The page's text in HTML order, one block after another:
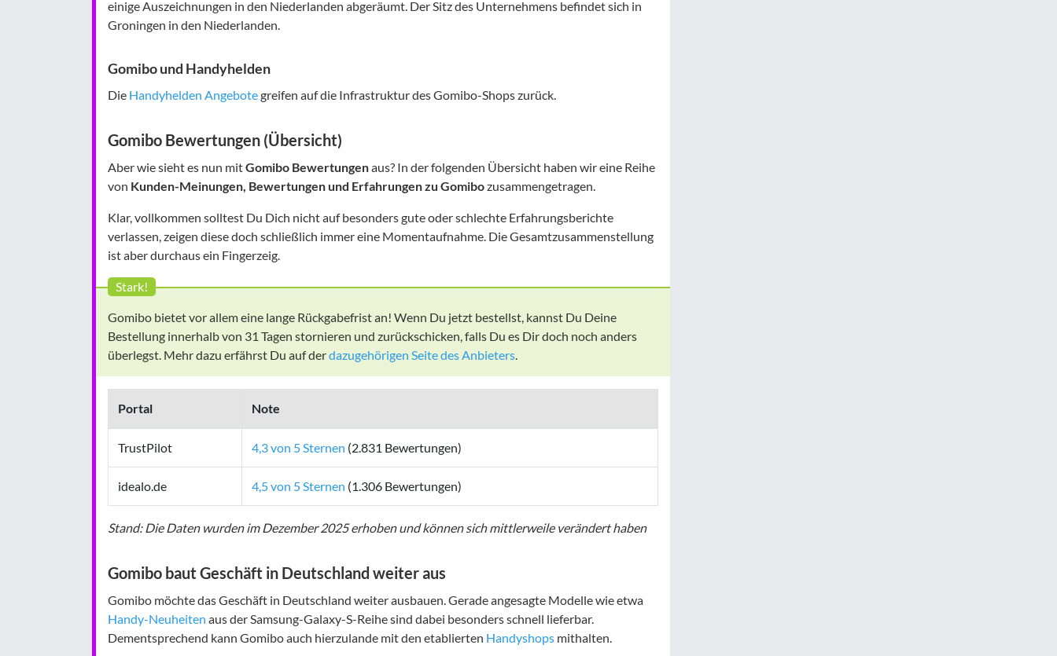
einige Auszeichnungen in den Niederlanden abgeräumt. Der Sitz des Unternehmens befindet sich in
Groningen in den Niederlanden.
Gomibo und Handyhelden
Die Handyhelden Angebotegreifen auf die Infrastruktur des Gomibo-Shops zurück.
Gomibo Bewertungen (Übersicht)
Aber wie sieht es nun mitGomibo Bewertungenaus? In der folgenden Übersicht haben wir eine Reihe
von Kunden-Meinungen, Bewertungen und Erfahrungen zu Gomibozusammengetragen.
Klar, vollkommen solltest Du Dich nicht auf besonders gute oder schlechte Erfahrungsberichte
verlassen, zeigen diese doch schließlich immer eine Momentaufnahme. Die Gesamtzusammenstellung
ist aber durchaus ein Fingerzeig.
Stark!
Gomibo bietet vor allem eine lange Rückgabefrist an! Wenn Du jetzt bestellst, kannst Du Deine
Bestellung innerhalb von 31 Tagen stornieren und zurückschicken, falls Du es Dir doch noch anders
überlegst. Mehr dazu erfährst Du auf derdazugehörigen Seite des Anbieters.
Portal Note
TrustPilot 4,3 von 5 Sternen (2.831 Bewertungen)
idealo.de 4,5 von 5 Sternen (1.306 Bewertungen)
Stand: Die Daten wurden im Dezember 2025 erhoben und können sich mittlerweile verändert haben
Gomibo baut Geschäft in Deutschland weiter aus
Gomibo möchte das Geschäft in Deutschland weiter ausbauen. Gerade angesagte Modelle wie etwa
Handy-Neuheiten aus der Samsung-Galaxy-S-Reihe sind dabei besonders schnell lieferbar.
Dementsprechend kann Gomibo auch hierzulande mit den etablierten Handyshops mithalten.